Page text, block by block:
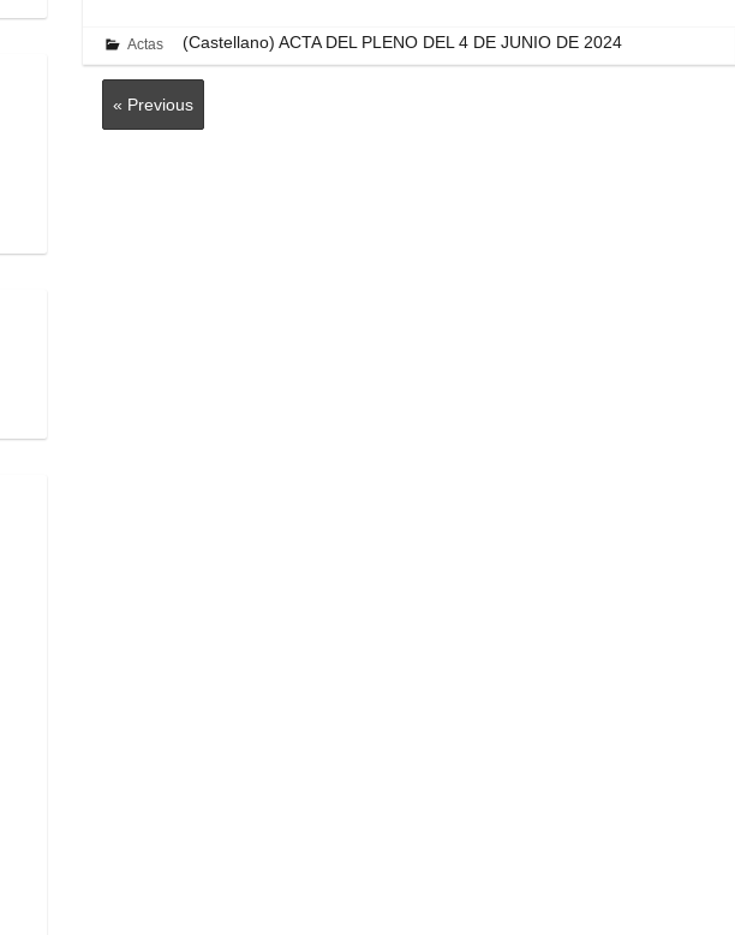
Actas (Castellano) ACTA DEL PLENO DEL 4 DE JUNIO DE 2024
« Previous